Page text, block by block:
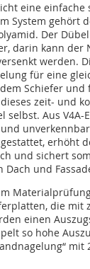
eine einfache
System gehört
Der
darin kann der
werden.
für eine
Schiefer
zeit- und
selbst. Aus V4A-
erhöht
und sichert
Dach und
die mit
einen
so hohe
mit